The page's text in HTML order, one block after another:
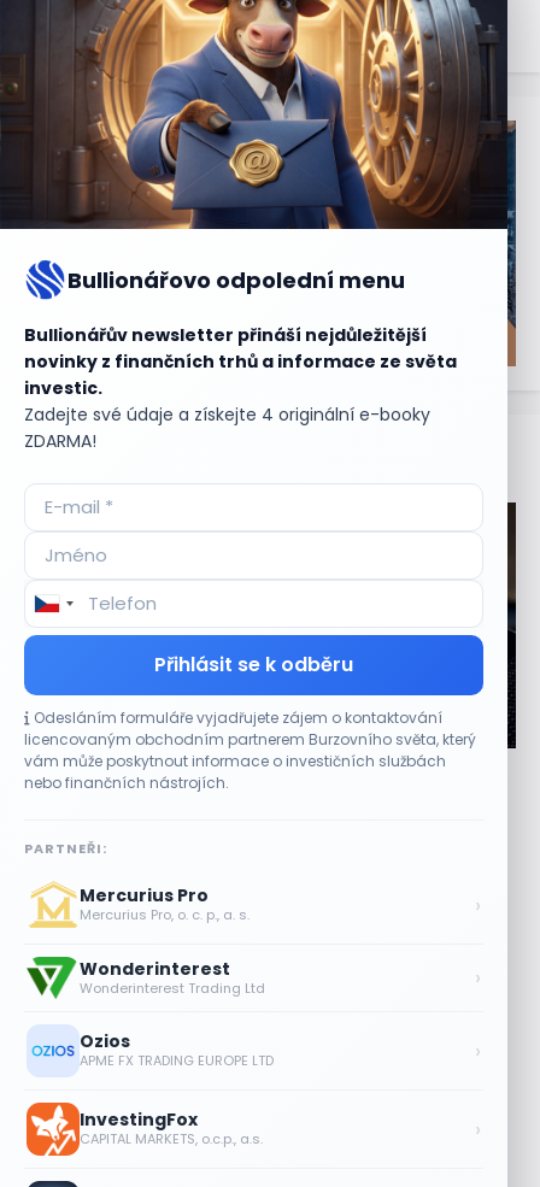
Bullionářovo odpolední menu
Bullionářův newsletter přináší nejdůležitější
novinky z finančních trhů a informace ze světa
investic.
Zadejte své údaje a získejte 4 originální e-booky
ZDARMA!
Přihlásit se k odběru
Odesláním formuláře vyjadřujete zájem o kontaktování
licencovaným obchodním partnerem Burzovního světa, který
vám může poskytnout informace o investičních službách
nebo finančních nástrojích.
PARTNEŘI:
Mercurius Pro
Mercurius Pro, o. c. p., a. s. ›
Wonderinterest
Wonderinterest Trading Ltd ›
Ozios
APME FX TRADING EUROPE LTD ›
InvestingFox
CAPITAL MARKETS, o.c.p., a.s. ›
Aktuální
CO HÝBE TRHEM
Výsledky společností jsou silné. Proč to akciový
trh zatím neoceňuje?
sezona amerických společností přinesla převážně lepší
čísla, než očekávali analytici. Reakce trhu však...
Objednávky DoorDash vzrostly téměř o
28 %, akcie rostou
7 SRPNA, 2026